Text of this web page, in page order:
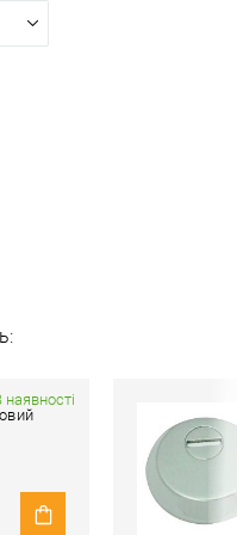
наявності